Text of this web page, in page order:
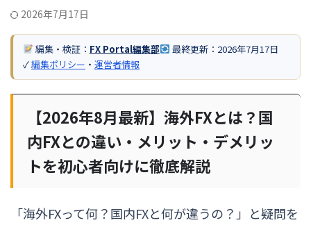
2026年7月17日
編集・検証： FX Portal編集部 最終更新： 2026年7月17日
✓編集ポリシー ・ 運営者情報
【2026年8月最新】海外FXとは？国
内FXとの違い・メリット・デメリッ
トを初心者向けに徹底解説
「海外FXって何？国内FXと何が違うの？」と疑問を